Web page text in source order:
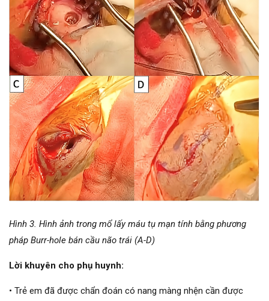
Hình 3. Hình ảnh trong mổ lấy máu tụ mạn tính bằng phương
pháp Burr-hole bán cầu não trái (A-D)
Lời khuyên cho phụ huynh:
• Trẻ em đã được chẩn đoán có nang màng nhện cần được